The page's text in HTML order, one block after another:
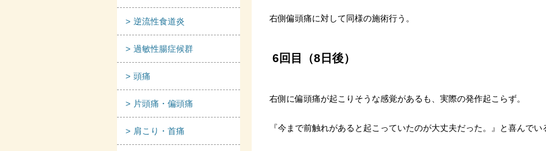
右側偏頭痛に対して同様の施術行う。
6回目（8日後）
右側に偏頭痛が起こりそうな感覚があるも、実際の発作起こらず。
『今まで前触れがあると起こっていたのが大丈夫だった。』と喜んでい
逆流性食道炎
過敏性腸症候群
頭痛
片頭痛・偏頭痛
肩こり・首痛